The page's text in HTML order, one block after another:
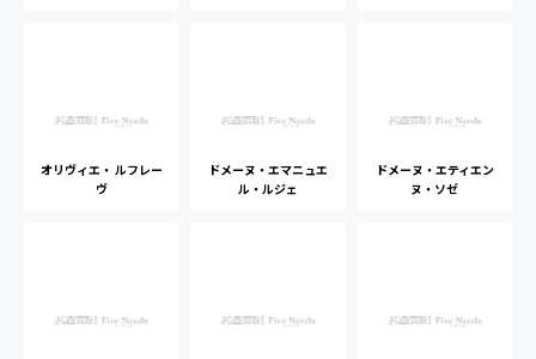
オリヴィエ・ ルフレー
ヴ
ドメーヌ・エマニュエ
ル・ルジェ
ドメーヌ・エティエン
ヌ・ソゼ